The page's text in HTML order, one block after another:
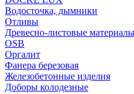
Водосточка, дымники
Отливы
Древесно-листовые материалы
OSB
Оргалит
Фанера березовая
Железобетонные изделия
Доборы колодезные